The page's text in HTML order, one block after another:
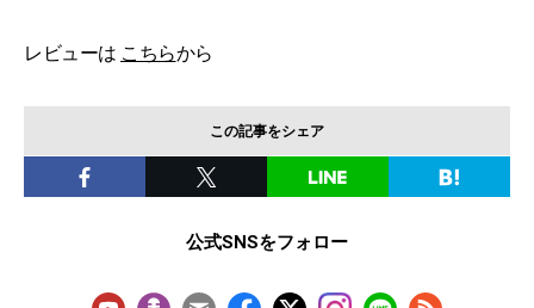
レビューは こちらから
この記事をシェア
公式SNSをフォロー